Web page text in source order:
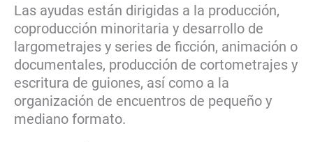
Las ayudas están dirigidas a la producción,
coproducción minoritaria y desarrollo de
largometrajes y series de ficción, animación o
documentales, producción de cortometrajes y
escritura de guiones, así como a la
organización de encuentros de pequeño y
mediano formato.